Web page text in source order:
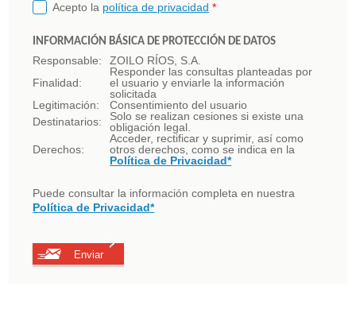
Acepto la política de privacidad *
INFORMACIÓN BÁSICA DE PROTECCIÓN DE DATOS
Responsable:
ZOILO RÍOS, S.A.
Finalidad:
Responder las consultas planteadas por
el usuario y enviarle la información
solicitada
Legitimación:
Consentimiento del usuario
Destinatarios:
Solo se realizan cesiones si existe una
obligación legal.
Derechos:
Acceder, rectificar y suprimir, así como
otros derechos, como se indica en la
Política de Privacidad*
Puede consultar la información completa en nuestra
Política de Privacidad*